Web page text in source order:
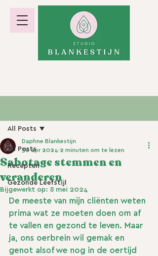
All Posts
Recepten
Gezonde Leefstijl
All Posts
Sabotage stemmen en
veranderen
Daphne Blankestijn
30 apr 2024 2 minuten om te lezen
Bijgewerkt op: 8 mei 2024
De meeste van mijn cliënten weten
prima wat ze moeten doen om af
te vallen en gezond te leven. Maar
ja, ons oerbrein wil gemak en
genot alsof we nog in de oertijd